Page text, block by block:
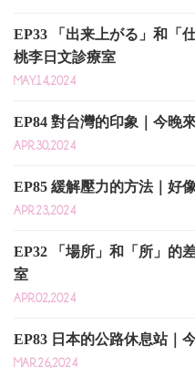
EP33 「出来上がる」和「
桃李日文診療室
MAY.14,2024
EP84 對台灣的印象｜今晚
APR.30,2024
EP85 緩解壓力的方法｜好
APR.23,2024
EP32 「場所」和「所」的
室
APR.02,2024
EP83 日本的公路休息站｜
MAR.26,2024